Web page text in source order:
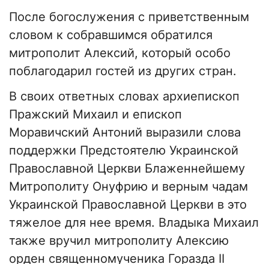
После богослужения с приветственным
словом к собравшимся обратился
митрополит Алексий, который особо
поблагодарил гостей из других стран.
В своих ответных словах архиепископ
Пражский Михаил и епископ
Моравичский Антоний выразили слова
поддержки Предстоятелю Украинской
Православной Церкви Блаженнейшему
Митрополиту Онуфрию и верным чадам
Украинской Православной Церкви в это
тяжелое для нее время. Владыка Михаил
также вручил митрополиту Алексию
орден священномученика Горазда II